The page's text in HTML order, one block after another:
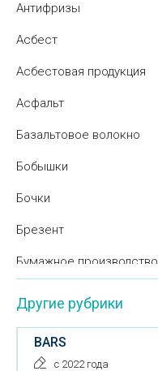
Антифризы
Асбест
Асбестовая продукция
Асфальт
Базальтовое волокно
Бобышки
Бочки
Брезент
Бумажное производство
Вата минеральная
Вата
Веревки
Другие рубрики
BARS
с 2022 года